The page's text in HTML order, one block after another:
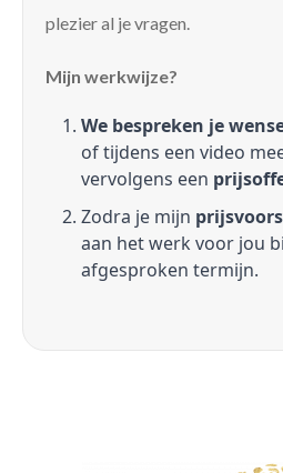
plezier al je vragen.
Mijn werkwijze?
We bespreken je
of tijdens een video
vervolgens een
Zodra je mijn
aan het werk voor jou
afgesproken termijn.